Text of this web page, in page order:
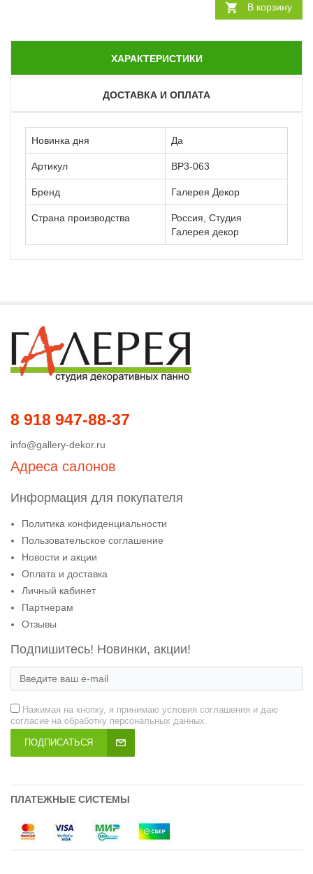
В корзину
ХАРАКТЕРИСТИКИ
ДОСТАВКА И ОПЛАТА
Новинка дня Да
Артикул ВР3-063
Бренд Галерея Декор
Страна производства
Россия, Студия
Галерея декор
8 918 947-88-37
info@gallery-dekor.ru
Адреса салонов
Информация для покупателя
Политика конфиденциальности
Пользовательское соглашение
Новости и акции
Оплата и доставка
Личный кабинет
Партнерам
Отзывы
Подпишитесь! Новинки, акции!
Нажимая на кнопку, я принимаю условия соглашения и даю
согласие на обработку персональных данных.
ПОДПИСАТЬСЯ
ПЛАТЕЖНЫЕ СИСТЕМЫ